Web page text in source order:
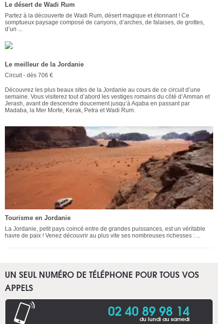
Le désert de Wadi Rum
Partez à la découverte de Wadi Rum, désert magique et étonnant ! Ce
somptueux paysage composé de canyons, d’arches, de falaises, de grottes,
d’un ...
Le meilleur de la Jordanie
Circuit - dès 706 €
Découvrez les plus beaux sites de la Jordanie au cours de ce circuit d’une
semaine. Vous visiterez tout d’abord les vestiges romains du côté d’Amman et
Jerash, avant de descendre doucement jusqu’à Aqaba en passant par
Madaba, la Mer Morte, Kerak, Petra et Wadi Rum.
Tourisme en Jordanie
La Jordanie, petit pays coincé entre de grandes puissances, est un véritable
havre de paix ! Venez découvrir au plus vite ses nombreuses richesses : ...
UN SEUL NUMÉRO DE TÉLÉPHONE POUR TOUS VOS
APPELS
02 40 89 98 14
du lundi au samedi